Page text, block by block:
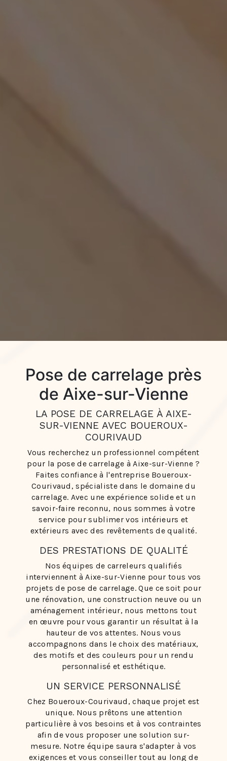
Pose de carrelage près
de Aixe-sur-Vienne
LA POSE DE CARRELAGE À AIXE-
SUR-VIENNE AVEC BOUEROUX-
COURIVAUD
Vous recherchez un professionnel compétent
pour la pose de carrelage à Aixe-sur-Vienne ?
Faites confiance à l'entreprise Boueroux-
Courivaud, spécialiste dans le domaine du
carrelage. Avec une expérience solide et un
savoir-faire reconnu, nous sommes à votre
service pour sublimer vos intérieurs et
extérieurs avec des revêtements de qualité.
DES PRESTATIONS DE QUALITÉ
Nos équipes de carreleurs qualifiés
interviennent à Aixe-sur-Vienne pour tous vos
projets de pose de carrelage. Que ce soit pour
une rénovation, une construction neuve ou un
aménagement intérieur, nous mettons tout
en œuvre pour vous garantir un résultat à la
hauteur de vos attentes. Nous vous
accompagnons dans le choix des matériaux,
des motifs et des couleurs pour un rendu
personnalisé et esthétique.
UN SERVICE PERSONNALISÉ
Chez Boueroux-Courivaud, chaque projet est
unique. Nous prêtons une attention
particulière à vos besoins et à vos contraintes
afin de vous proposer une solution sur-
mesure. Notre équipe saura s'adapter à vos
exigences et vous conseiller tout au long de